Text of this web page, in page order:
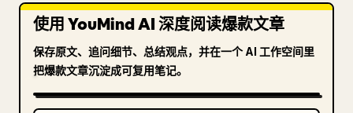
使用 YouMind AI 深度阅读爆款文章
保存原文、追问细节、总结观点，并在一个 AI 工作空间里
把爆款文章沉淀成可复用笔记。